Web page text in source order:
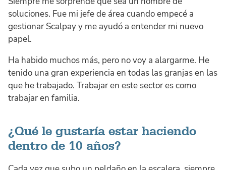
soluciones. Fue mi jefe de área cuando empecé a
gestionar Scalpay y me ayudó a entender mi nuevo
papel.
Ha habido muchos más, pero no voy a alargarme. He
tenido una gran experiencia en todas las granjas en las
que he trabajado. Trabajar en este sector es como
trabajar en familia.
¿Qué le gustaría estar haciendo
dentro de 10 años?